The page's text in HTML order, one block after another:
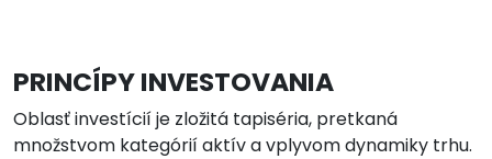
PRINCÍPY INVESTOVANIA
Oblasť investícií je zložitá tapiséria, pretkaná
množstvom kategórií aktív a vplyvom dynamiky trhu.